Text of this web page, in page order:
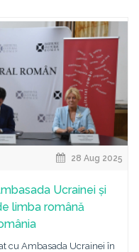
28 Aug 2025
Ucrainei și
limba română
cu Ambasada Ucrainei în